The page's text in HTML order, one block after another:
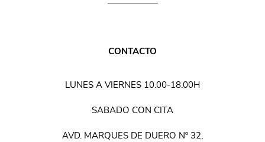
CONTACTO
LUNES A VIERNES 10.00-18.00H
SABADO CON CITA
AVD. MARQUES DE DUERO Nº 32,